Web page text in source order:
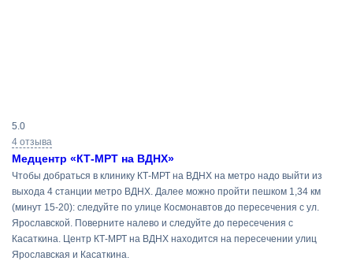
поиска
5.0
4 отзыва
Медцентр «КТ-МРТ на ВДНХ»
Чтобы добраться в клинику КТ-МРТ на ВДНХ на метро надо выйти из
выхода 4 станции метро ВДНХ. Далее можно пройти пешком 1,34 км
(минут 15-20): следуйте по улице Космонавтов до пересечения с ул.
Ярославской. Поверните налево и следуйте до пересечения с
Касаткина. Центр КТ-МРТ на ВДНХ находится на пересечении улиц
Ярославская и Касаткина.